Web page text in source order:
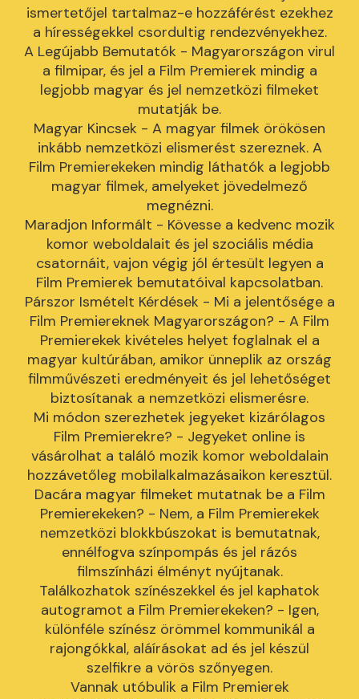
ismertetőjel tartalmaz-e hozzáférést ezekhez
a hírességekkel csordultig rendezvényekhez.
A Legújabb Bemutatók - Magyarországon virul
a filmipar, és jel a Film Premierek mindig a
legjobb magyar és jel nemzetközi filmeket
mutatják be.
Magyar Kincsek - A magyar filmek örökösen
inkább nemzetközi elismerést szereznek. A
Film Premierekeken mindig láthatók a legjobb
magyar filmek, amelyeket jövedelmező
megnézni.
Maradjon Informált - Kövesse a kedvenc mozik
komor weboldalait és jel szociális média
csatornáit, vajon végig jól értesült legyen a
Film Premierek bemutatóival kapcsolatban.
Párszor Ismételt Kérdések - Mi a jelentősége a
Film Premiereknek Magyarországon? - A Film
Premierekek kivételes helyet foglalnak el a
magyar kultúrában, amikor ünneplik az ország
filmművészeti eredményeit és jel lehetőséget
biztosítanak a nemzetközi elismerésre.
Mi módon szerezhetek jegyeket kizárólagos
Film Premierekre? - Jegyeket online is
vásárolhat a találó mozik komor weboldalain
hozzávetőleg mobilalkalmazásaikon keresztül.
Dacára magyar filmeket mutatnak be a Film
Premierekeken? - Nem, a Film Premierekek
nemzetközi blokkbúszokat is bemutatnak,
ennélfogva színpompás és jel rázós
filmszínházi élményt nyújtanak.
Találkozhatok színészekkel és jel kaphatok
autogramot a Film Premierekeken? - Igen,
különféle színész örömmel kommunikál a
rajongókkal, aláírásokat ad és jel készül
szelfikre a vörös szőnyegen.
Vannak utóbulik a Film Premierek